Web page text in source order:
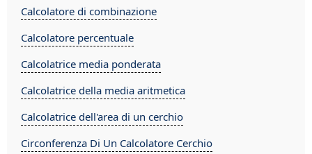
Calcolatore di combinazione
Calcolatore percentuale
Calcolatrice media ponderata
Calcolatrice della media aritmetica
Calcolatrice dell'area di un cerchio
Circonferenza Di Un Calcolatore Cerchio